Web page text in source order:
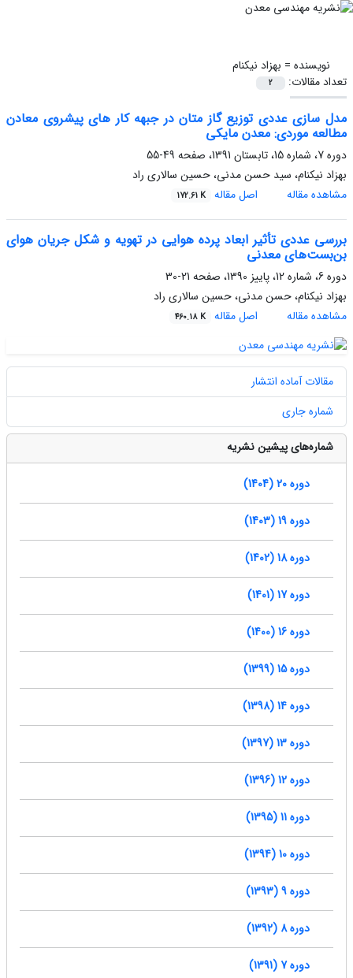
نویسنده = بهزاد نیکنام
تعداد مقالات:
2
مدل سازی عددی توزیع گاز متان در جبهه کار های پیشروی معادن
مطالعه موردی: معدن مایکی
دوره 7، شماره 15، تابستان 1391، صفحه
49-55
بهزاد نیکنام، سید حسن مدنی، حسین سالاری راد
مشاهده مقاله
اصل مقاله 172.61 K
بررسی عددی تأثیر ابعاد پرده هوایی در تهویه و شکل جریان هوای
بن‌بست‌های معدنی
دوره 6، شماره 12، پاییز 1390، صفحه
21-30
بهزاد نیکنام، حسن مدنی، حسین سالاری راد
مشاهده مقاله
اصل مقاله 460.18 K
مقالات آماده انتشار
شماره جاری
شماره‌های پیشین نشریه
دوره 20 (1404)
دوره 19 (1403)
دوره 18 (1402)
دوره 17 (1401)
دوره 16 (1400)
دوره 15 (1399)
دوره 14 (1398)
دوره 13 (1397)
دوره 12 (1396)
دوره 11 (1395)
دوره 10 (1394)
دوره 9 (1393)
دوره 8 (1392)
دوره 7 (1391)